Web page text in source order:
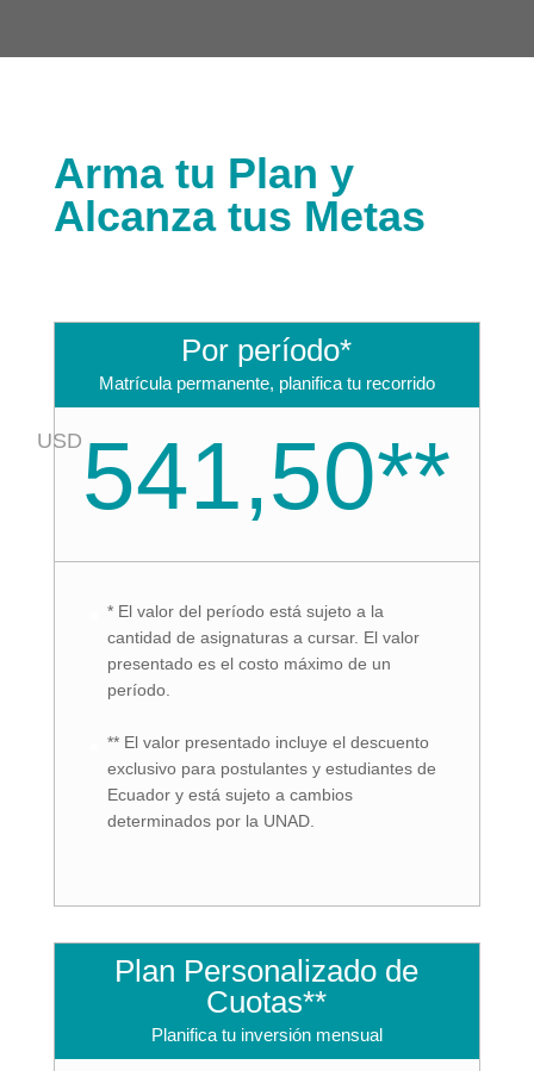
Arma tu Plan y
Alcanza tus Metas
Por período*
Matrícula permanente, planifica tu recorrido
USD 541,50**
* El valor del período está sujeto a la
cantidad de asignaturas a cursar. El valor
presentado es el costo máximo de un
período.
** El valor presentado incluye el descuento
exclusivo para postulantes y estudiantes de
Ecuador y está sujeto a cambios
determinados por la UNAD.
Plan Personalizado de
Cuotas**
Planifica tu inversión mensual